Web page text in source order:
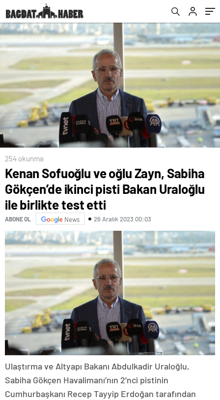
birlikte test etti
254 okunma
Kenan Sofuoğlu ve oğlu Zayn, Sabiha
Gökçen’de ikinci pisti Bakan Uraloğlu
ile birlikte test etti
ABONE OL News 26 Aralık 2023 00:03
Ulaştırma ve Altyapı Bakanı Abdulkadir Uraloğlu,
Sabiha Gökçen Havalimanı’nın 2’nci pistinin
Cumhurbaşkanı Recep Tayyip Erdoğan tarafından